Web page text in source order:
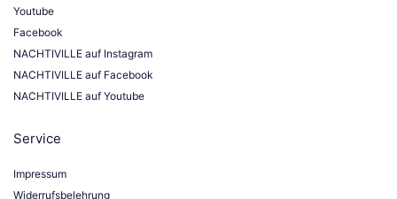
Youtube
Facebook
NACHTIVILLE auf Instagram
NACHTIVILLE auf Facebook
NACHTIVILLE auf Youtube
Service
Impressum
Widerrufsbelehrung